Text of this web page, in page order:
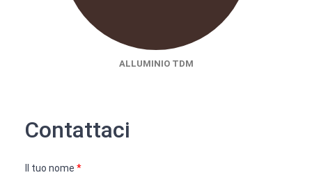
ALLUMINIO TDM
Contattaci
Il tuo nome *